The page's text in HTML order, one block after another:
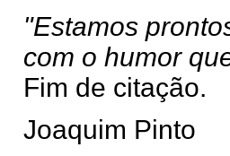
"Estamos
com o humor
Fim de citação.
Joaquim Pinto